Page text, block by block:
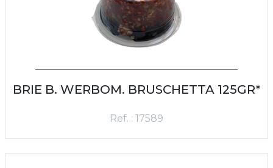
BRIE B. WERBOM. BRUSCHETTA 125GR*
Ref. : 17589